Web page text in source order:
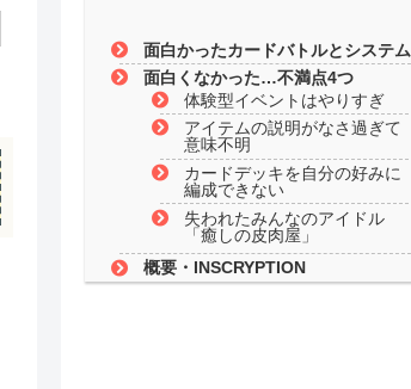
面白かったカードバトルとシステム
面白くなかった…不満点4つ
体験型イベントはやりすぎ
アイテムの説明がなさ過ぎて
意味不明
カードデッキを自分の好みに
編成できない
失われたみんなのアイドル
「癒しの皮肉屋」
概要・INSCRYPTION